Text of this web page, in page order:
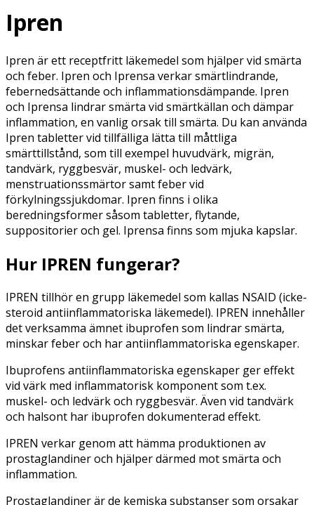
Ipren
Ipren är ett receptfritt läkemedel som hjälper vid smärta
och feber. Ipren och Iprensa verkar smärtlindrande,
febernedsättande och inflammationsdämpande. Ipren
och Iprensa lindrar smärta vid smärtkällan och dämpar
inflammation, en vanlig orsak till smärta. Du kan använda
Ipren tabletter vid tillfälliga lätta till måttliga
smärttillstånd, som till exempel huvudvärk, migrän,
tandvärk, ryggbesvär, muskel- och ledvärk,
menstruationssmärtor samt feber vid
förkylningssjukdomar. Ipren finns i olika
beredningsformer såsom tabletter, flytande,
suppositorier och gel. Iprensa finns som mjuka kapslar.
Hur IPREN fungerar?
IPREN tillhör en grupp läkemedel som kallas NSAID (icke-
steroid antiinflammatoriska läkemedel). IPREN innehåller
det verksamma ämnet ibuprofen som lindrar smärta,
minskar feber och har antiinflammatoriska egenskaper.
Ibuprofens antiinflammatoriska egenskaper ger effekt
vid värk med inflammatorisk komponent som t.ex.
muskel- och ledvärk och ryggbesvär. Även vid tandvärk
och halsont har ibuprofen dokumenterad effekt.
IPREN verkar genom att hämma produktionen av
prostaglandiner och hjälper därmed mot smärta och
inflammation.
Prostaglandiner är de kemiska substanser som orsakar